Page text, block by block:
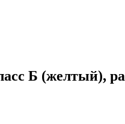
Б (желтый),